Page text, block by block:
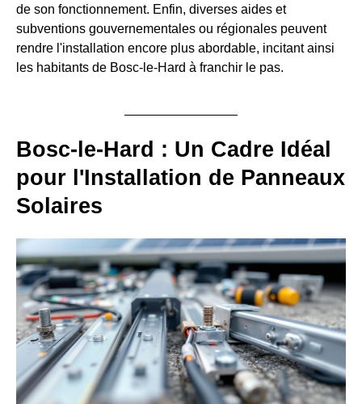
de son fonctionnement. Enfin, diverses aides et
subventions gouvernementales ou régionales peuvent
rendre l'installation encore plus abordable, incitant ainsi
les habitants de Bosc-le-Hard à franchir le pas.
Bosc-le-Hard : Un Cadre Idéal
pour l'Installation de Panneaux
Solaires